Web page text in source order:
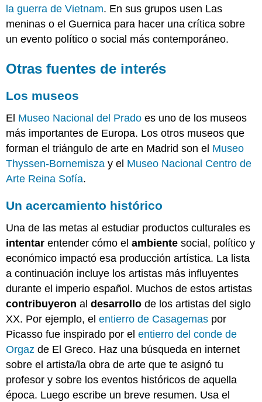
la guerra de Vietnam. En sus grupos usen Las
meninas o el Guernica para hacer una crítica sobre
un evento político o social más contemporáneo.
Otras fuentes de interés
Los museos
El Museo Nacional del Prado es uno de los museos
más importantes de Europa. Los otros museos que
forman el triángulo de arte en Madrid son el Museo
Thyssen-Bornemisza y el Museo Nacional Centro de
Arte Reina Sofía.
Un acercamiento histórico
Una de las metas al estudiar productos culturales es
intentar entender cómo elambiente social, político y
económico impactó esa producción artística. La lista
a continuación incluye los artistas más influyentes
durante el imperio español. Muchos de estos artistas
contribuyeron aldesarrollo de los artistas del siglo
XX. Por ejemplo, el entierro de Casagemas por
Picasso fue inspirado por el entierro del conde de
Orgaz de El Greco. Haz una búsqueda en internet
sobre el artista/la obra de arte que te asignó tu
profesor y sobre los eventos históricos de aquella
época. Luego escribe un breve resumen. Usa el